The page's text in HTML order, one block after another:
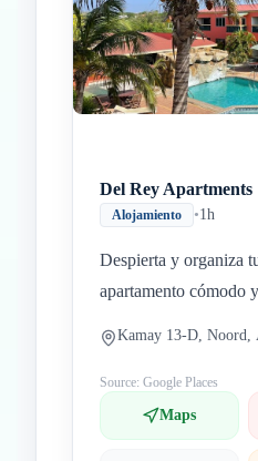
Del Rey Apartments
Alojamiento •1h
Despierta y organiza
apartamento cómodo
Kamay 13-D, Noord,
Source: Google Places
Maps